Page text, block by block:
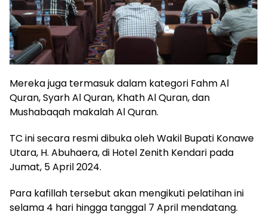
Mereka juga termasuk dalam kategori Fahm Al
Quran, Syarh Al Quran, Khath Al Quran, dan
Mushabaqah makalah Al Quran.
TC ini secara resmi dibuka oleh Wakil Bupati Konawe
Utara, H. Abuhaera, di Hotel Zenith Kendari pada
Jumat, 5 April 2024.
Para kafillah tersebut akan mengikuti pelatihan ini
selama 4 hari hingga tanggal 7 April mendatang.